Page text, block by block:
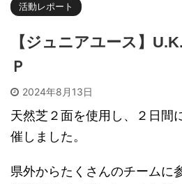
活動レポート
【ジュニアユース】
Ｐ
2024年8月13日
天然芝２面を使用し、２日間
催しました。
県外からたくさんのチームに